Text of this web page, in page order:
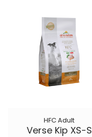
HFC Adult
Verse Kip XS-S